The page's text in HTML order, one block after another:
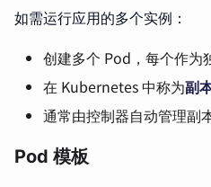
如需运行应用的多个实例：
创建多个 Pod，每个作为
在 Kubernetes 中称为副
通常由控制器自动管理副
Pod 模板